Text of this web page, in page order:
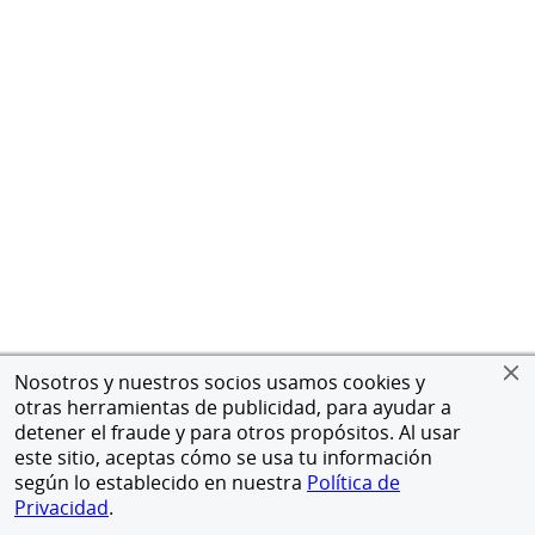
Nosotros y nuestros socios usamos cookies y
otras herramientas de publicidad, para ayudar a
detener el fraude y para otros propósitos. Al usar
este sitio, aceptas cómo se usa tu información
según lo establecido en nuestra Política de
Privacidad.